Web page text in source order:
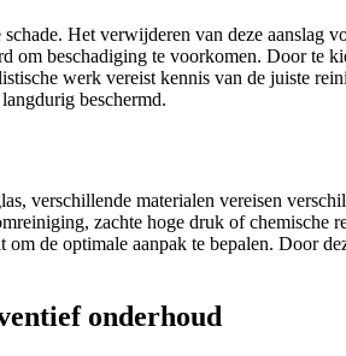
Het verwijderen van deze aanslag
om beschadiging te voorkomen. Door te
werk vereist kennis van de juiste
beschermd.
verschillende materialen vereisen
zachte hoge druk of
de optimale aanpak te bepalen. Door
onderhoud